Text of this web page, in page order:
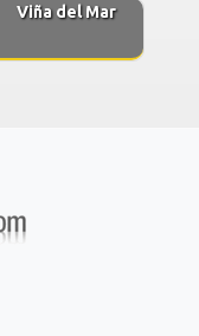
Viña del Mar